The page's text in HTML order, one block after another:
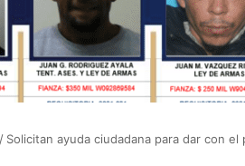
/ Solicitan ayuda ciudadana para dar con